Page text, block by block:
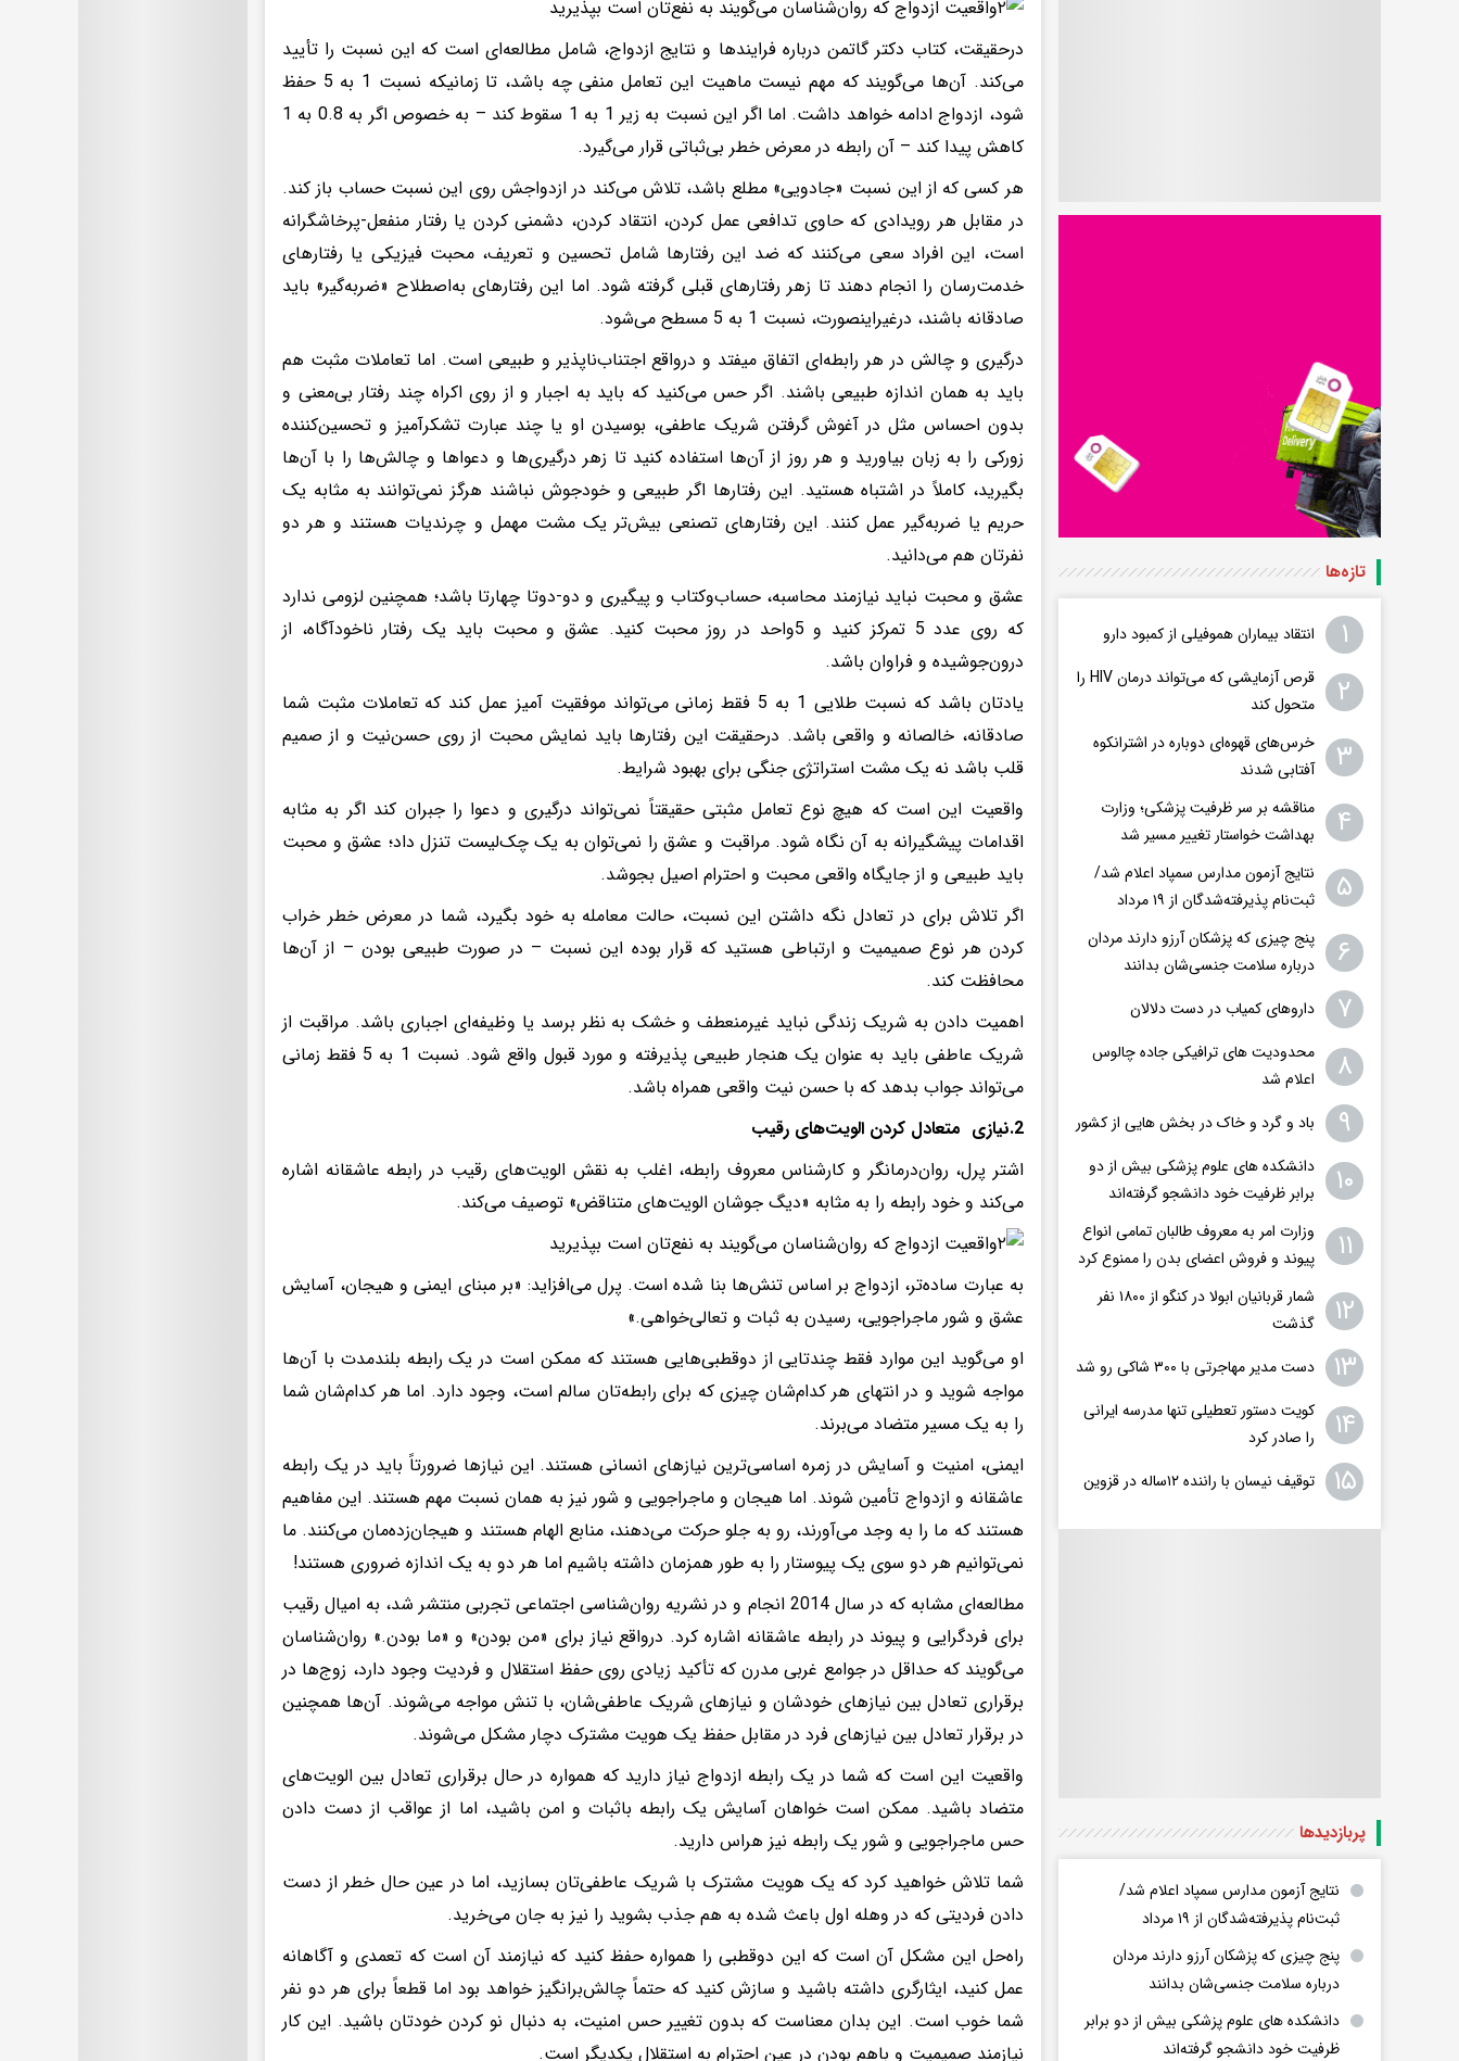
درحقیقت، کتاب دکتر گاتمن درباره فرایندها و نتایج ازدواج، شامل مطالعه‌ای است که این نسبت را تأیید
می‌کند. آن‌ها می‌گویند که مهم نیست ماهیت این تعامل منفی چه باشد، تا زمانیکه نسبت 1 به 5 حفظ
شود، ازدواج ادامه خواهد داشت. اما اگر این نسبت به زیر 1 به 1 سقوط کند – به خصوص اگر به 0.8 به 1
کاهش پیدا کند – آن رابطه در معرض خطر بی‌ثباتی قرار می‌گیرد.
هر کسی که از این نسبت «جادویی» مطلع باشد، تلاش می‌کند در ازدواجش روی این نسبت حساب باز کند.
در مقابل هر رویدادی که حاوی تدافعی عمل کردن، انتقاد کردن، دشمنی کردن یا رفتار منفعل-پرخاشگرانه
است، این افراد سعی می‌کنند که ضد این رفتارها شامل تحسین و تعریف، محبت فیزیکی یا رفتارهای
خدمت‌رسان را انجام دهند تا زهر رفتارهای قبلی گرفته شود. اما این رفتارهای به‌اصطلاح «ضربه‌گیر» باید
صادقانه باشند، درغیراینصورت، نسبت 1 به 5 مسطح می‌شود.
درگیری و چالش در هر رابطه‌ای اتفاق میفتد و درواقع اجتناب‌ناپذیر و طبیعی است. اما تعاملات مثبت هم
باید به همان اندازه طبیعی باشند. اگر حس می‌کنید که باید به اجبار و از روی اکراه چند رفتار بی‌معنی و
بدون احساس مثل در آغوش گرفتن شریک عاطفی، بوسیدن او یا چند عبارت تشکرآمیز و تحسین‌کننده
زورکی را به زبان بیاورید و هر روز از آن‌ها استفاده کنید تا زهر درگیری‌ها و دعواها و چالش‌ها را با آن‌ها
بگیرید، کاملاً در اشتباه هستید. این رفتارها اگر طبیعی و خودجوش نباشند هرگز نمی‌توانند به مثابه یک
حریم یا ضربه‌گیر عمل کنند. این رفتارهای تصنعی بیش‌تر یک مشت مهمل و چرندیات هستند و هر دو
نفرتان هم می‌دانید.
عشق و محبت نباید نیازمند محاسبه، حساب‌وکتاب و پیگیری و دو-دوتا چهارتا باشد؛ همچنین لزومی ندارد
که روی عدد 5 تمرکز کنید و 5واحد در روز محبت کنید. عشق و محبت باید یک رفتار ناخودآگاه، از
درون‌جوشیده و فراوان باشد.
یادتان باشد که نسبت طلایی 1 به 5 فقط زمانی می‌تواند موفقیت آمیز عمل کند که تعاملات مثبت شما
صادقانه، خالصانه و واقعی باشد. درحقیقت این رفتارها باید نمایش محبت از روی حسن‌نیت و از صمیم
قلب باشد نه یک مشت استراتژی جنگی برای بهبود شرایط.
واقعیت این است که هیچ نوع تعامل مثبتی حقیقتاً نمی‌تواند درگیری و دعوا را جبران کند اگر به مثابه
اقدامات پیشگیرانه به آن نگاه شود. مراقبت و عشق را نمی‌توان به یک چک‌لیست تنزل داد؛ عشق و محبت
باید طبیعی و از جایگاه واقعی محبت و احترام اصیل بجوشد.
اگر تلاش برای در تعادل نگه داشتن این نسبت، حالت معامله به خود بگیرد، شما در معرض خطر خراب
کردن هر نوع صمیمیت و ارتباطی هستید که قرار بوده این نسبت – در صورت طبیعی بودن – از آن‌ها
محافظت کند.
اهمیت دادن به شریک زندگی نباید غیرمنعطف و خشک به نظر برسد یا وظیفه‌ای اجباری باشد. مراقبت از
شریک عاطفی باید به عنوان یک هنجار طبیعی پذیرفته و مورد قبول واقع شود. نسبت 1 به 5 فقط زمانی
می‌تواند جواب بدهد که با حسن نیت واقعی همراه باشد.
2.نیازی متعادل کردن الویت‌های رقیب
اشتر پرل، روان‌درمانگر و کارشناس معروف رابطه، اغلب به نقش الویت‌های رقیب در رابطه عاشقانه اشاره
می‌کند و خود رابطه را به مثابه «دیگ جوشان الویت‌های متناقض» توصیف می‌کند.
به عبارت ساده‌تر، ازدواج بر اساس تنش‌ها بنا شده است. پرل می‌افزاید: «بر مبنای ایمنی و هیجان، آسایش
عشق و شور ماجراجویی، رسیدن به ثبات و تعالی‌خواهی.»
او می‌گوید این موارد فقط چندتایی از دوقطبی‌هایی هستند که ممکن است در یک رابطه بلندمدت با آن‌ها
مواجه شوید و در انتهای هر کدام‌شان چیزی که برای رابطه‌تان سالم است، وجود دارد. اما هر کدام‌شان شما
را به یک مسیر متضاد می‌برند.
ایمنی، امنیت و آسایش در زمره اساسی‌ترین نیازهای انسانی هستند. این نیازها ضرورتاً باید در یک رابطه
عاشقانه و ازدواج تأمین شوند. اما هیجان و ماجراجویی و شور نیز به همان نسبت مهم هستند. این مفاهیم
هستند که ما را به وجد می‌آورند، رو به جلو حرکت می‌دهند، منابع الهام‌ هستند و هیجان‌زده‌مان می‌کنند. ما
نمی‌توانیم هر دو سوی یک پیوستار را به طور همزمان داشته باشیم اما هر دو به یک اندازه ضروری هستند!
مطالعه‌ای مشابه که در سال 2014 انجام و در نشریه روان‌شناسی اجتماعی تجربی منتشر شد، به امیال رقیب
برای فردگرایی و پیوند در رابطه عاشقانه اشاره کرد. درواقع نیاز برای «من بودن» و «ما بودن.» روان‌شناسان
می‌گویند که حداقل در جوامع غربی مدرن که تأکید زیادی روی حفظ استقلال و فردیت وجود دارد، زوج‌ها در
برقراری تعادل بین نیازهای خودشان و نیازهای شریک عاطفی‌شان، با تنش مواجه می‌شوند. آن‌ها همچنین
در برقرار تعادل بین نیازهای فرد در مقابل حفظ یک هویت مشترک دچار مشکل می‌شوند.
واقعیت این است که شما در یک رابطه ازدواج نیاز دارید که همواره در حال برقراری تعادل بین الویت‌های
متضاد باشید. ممکن است خواهان آسایش یک رابطه باثبات و امن باشید، اما از عواقب از دست دادن
حس ماجراجویی و شور یک رابطه نیز هراس دارید.
شما تلاش خواهید کرد که یک هویت مشترک با شریک عاطفی‌تان بسازید، اما در عین حال خطر از دست
دادن فردیتی که در وهله اول باعث شده به هم جذب بشوید را نیز به جان می‌خرید.
راه‌حل این مشکل آن است که این دوقطبی را همواره حفظ کنید که نیازمند آن است که تعمدی و آگاهانه
عمل کنید، ایثارگری داشته باشید و سازش کنید که حتماً چالش‌برانگیز خواهد بود اما قطعاً برای هر دو نفر
شما خوب است. این بدان معناست که بدون تغییر حس امنیت، به دنبال نو کردن خودتان باشید. این کار
نیازمند صمیمیت و باهم بودن در عینِ احترام به استقلال یکدیگر است.
تازه‌ها
۱ انتقاد بیماران هموفیلی از کمبود دارو
۲
قرص آزمایشی که می‌تواند درمان HIV را
متحول کند
۳
خرس‌های قهوه‌ای دوباره در اشترانکوه
آفتابی شدند
۴
مناقشه بر سر ظرفیت پزشکی؛ وزارت
بهداشت خواستار تغییر مسیر شد
۵
نتایج آزمون مدارس سمپاد اعلام شد/
ثبت‌نام پذیرفته‌شدگان از ۱۹ مرداد
۶
پنج چیزی که پزشکان آرزو دارند مردان
درباره سلامت جنسی‌شان بدانند
۷ داروهای کمیاب در دست دلالان
۸
محدودیت های ترافیکی جاده چالوس
اعلام شد
۹ باد و گرد و خاک در بخش هایی از کشور
۱۰
دانشکده های علوم پزشکی بیش از دو
برابر ظرفیت خود دانشجو گرفته‌اند
۱۱
وزارت امر به معروف طالبان تمامی انواع
پیوند و فروش اعضای بدن را ممنوع کرد
۱۲
شمار قربانیان ابولا در کنگو از ۱۸۰۰ نفر
گذشت
۱۳ دست مدیر مهاجرتی با ۳۰۰ شاکی رو شد
۱۴
کویت دستور تعطیلی تنها مدرسه ایرانی
را صادر کرد
۱۵ توقیف نیسان با راننده ۱۲ساله در قزوین
پربازدید‌ها
نتایج آزمون مدارس سمپاد اعلام شد/
ثبت‌نام پذیرفته‌شدگان از ۱۹ مرداد
پنج چیزی که پزشکان آرزو دارند مردان
درباره سلامت جنسی‌شان بدانند
دانشکده های علوم پزشکی بیش از دو برابر
ظرفیت خود دانشجو گرفته‌اند